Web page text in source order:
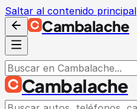
Saltar al contenido principal
Cambalache
Cambalache